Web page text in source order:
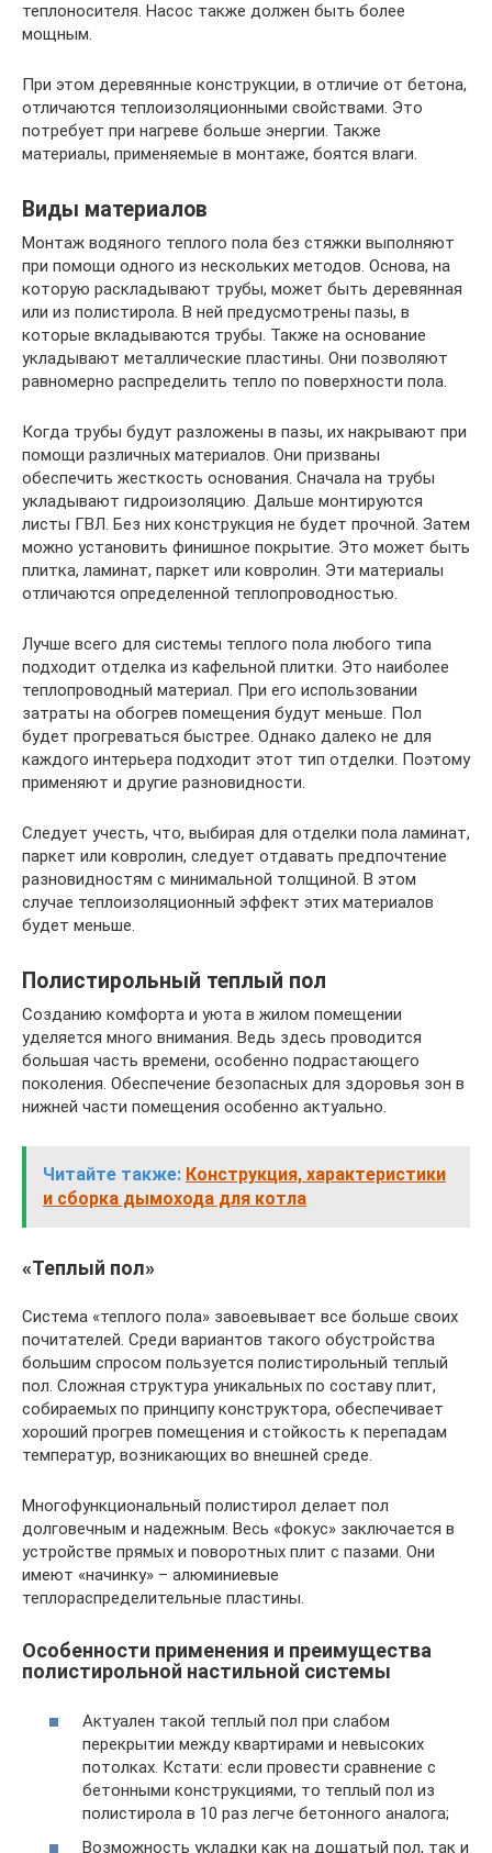
теплоносителя. Насос также должен быть более
мощным.
При этом деревянные конструкции, в отличие от бетона,
отличаются теплоизоляционными свойствами. Это
потребует при нагреве больше энергии. Также
материалы, применяемые в монтаже, боятся влаги.
Виды материалов
Монтаж водяного теплого пола без стяжки выполняют
при помощи одного из нескольких методов. Основа, на
которую раскладывают трубы, может быть деревянная
или из полистирола. В ней предусмотрены пазы, в
которые вкладываются трубы. Также на основание
укладывают металлические пластины. Они позволяют
равномерно распределить тепло по поверхности пола.
Когда трубы будут разложены в пазы, их накрывают при
помощи различных материалов. Они призваны
обеспечить жесткость основания. Сначала на трубы
укладывают гидроизоляцию. Дальше монтируются
листы ГВЛ. Без них конструкция не будет прочной. Затем
можно установить финишное покрытие. Это может быть
плитка, ламинат, паркет или ковролин. Эти материалы
отличаются определенной теплопроводностью.
Лучше всего для системы теплого пола любого типа
подходит отделка из кафельной плитки. Это наиболее
теплопроводный материал. При его использовании
затраты на обогрев помещения будут меньше. Пол
будет прогреваться быстрее. Однако далеко не для
каждого интерьера подходит этот тип отделки. Поэтому
применяют и другие разновидности.
Следует учесть, что, выбирая для отделки пола ламинат,
паркет или ковролин, следует отдавать предпочтение
разновидностям с минимальной толщиной. В этом
случае теплоизоляционный эффект этих материалов
будет меньше.
Полистирольный теплый пол
Созданию комфорта и уюта в жилом помещении
уделяется много внимания. Ведь здесь проводится
большая часть времени, особенно подрастающего
поколения. Обеспечение безопасных для здоровья зон в
нижней части помещения особенно актуально.
Читайте также: Конструкция, характеристики
и сборка дымохода для котла
«Теплый пол»
Система «теплого пола» завоевывает все больше своих
почитателей. Среди вариантов такого обустройства
большим спросом пользуется полистирольный теплый
пол. Сложная структура уникальных по составу плит,
собираемых по принципу конструктора, обеспечивает
хороший прогрев помещения и стойкость к перепадам
температур, возникающих во внешней среде.
Многофункциональный полистирол делает пол
долговечным и надежным. Весь «фокус» заключается в
устройстве прямых и поворотных плит с пазами. Они
имеют «начинку» – алюминиевые
теплораспределительные пластины.
Особенности применения и преимущества
полистирольной настильной системы
Актуален такой теплый пол при слабом
перекрытии между квартирами и невысоких
потолках. Кстати: если провести сравнение с
бетонными конструкциями, то теплый пол из
полистирола в 10 раз легче бетонного аналога;
Возможность укладки как на дощатый пол, так и